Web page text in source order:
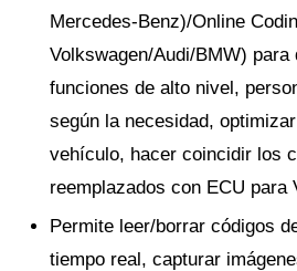
Mercedes-Benz)/Online
Volkswagen/Audi/BMW) para
funciones de alto nivel,
según la necesidad,
vehículo, hacer coincidir los
reemplazados con ECU para
Permite leer/borrar códigos
tiempo real, capturar